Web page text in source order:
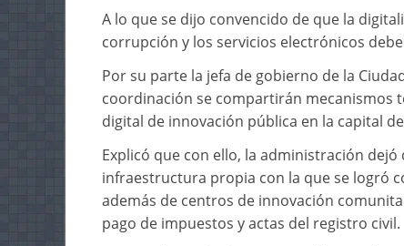
A lo que se dijo convencido de que la
corrupción y los servicios electrónicos
Por su parte la jefa de gobierno de la
coordinación se compartirán mecanismos
digital de innovación pública en la capital
Explicó que con ello, la administración
infraestructura propia con la que se logró
además de centros de innovación
pago de impuestos y actas del registro civil.